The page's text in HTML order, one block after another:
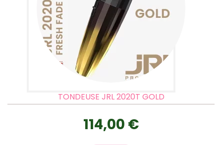
TONDEUSE JRL 2020T GOLD
114,00 €